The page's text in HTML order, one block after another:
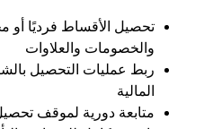
تحصيل الأقساط فرديًا أو
والخصومات والعلاوات
ربط عمليات التحصيل
المالية
متابعة دورية لموقف